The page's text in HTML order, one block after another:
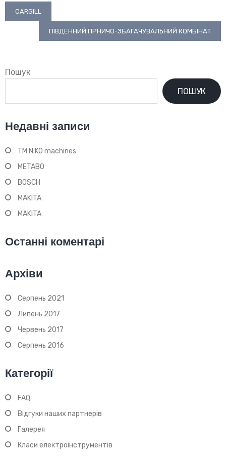
Навігація
записів
CARGILL
ПІВДЕННИЙ ГІРНИЧО-ЗБАГАЧУВАЛЬНИЙ КОМБІНАТ
Пошук
ПОШУК
Недавні записи
TM N.KO machines
METABO
BOSCH
MAKITA
MAKITA
Останні коментарі
Архіви
Серпень 2021
Липень 2017
Червень 2017
Серпень 2016
Категорії
FAQ
Відгуки наших партнерів
Галерея
Класи електроінструментів